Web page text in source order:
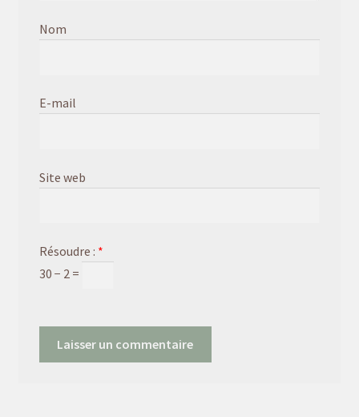
Nom
E-mail
Site web
Résoudre : *
30 − 2 =